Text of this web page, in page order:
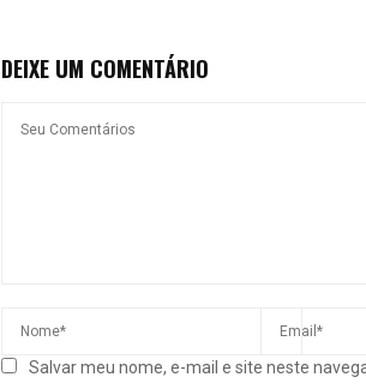
DEIXE UM COMENTÁRIO
Salvar meu nome, e-mail e site neste